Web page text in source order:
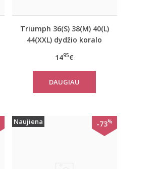
Triumph 36(S) 38(M) 40(L)
44(XXL) dydžio koralo
medvilninė miego
palaidinė Mix Match TOP
SSL 01 X
1495€
DAUGIAU
Naujiena -73%